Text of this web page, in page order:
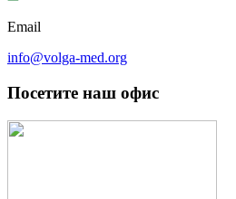
Email
info@volga-med.org
Посетите наш офис